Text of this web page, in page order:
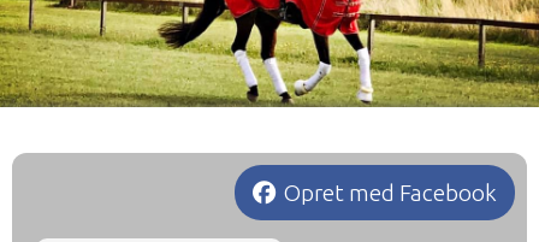
Opret med Facebook